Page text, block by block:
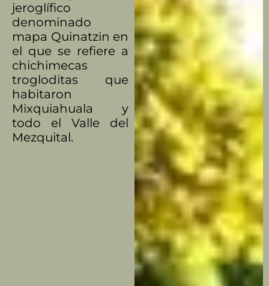
jeroglífico
denominado
mapa Quinatzin en
el que se refiere a
chichimecas
trogloditas que
habitaron
Mixquiahuala y
todo el Valle del
Mezquital.